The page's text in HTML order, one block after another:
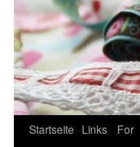
Startseite Links
For